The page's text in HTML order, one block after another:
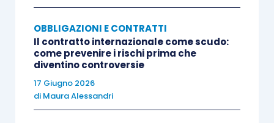
giacenti sui rapporti cointestati dovesse
ritenersi spettante a Caia, in quanto oggetto di
una liberalità compiuta da Tizio in favore della
sorella. La cointestazione del conto, in questa
prospettiva, avrebbe realizzato una donazione
indiretta, giustificata anche dalle condizioni
OBBLIGAZIONI E CONTRATTI
Il contratto internazionale come scudo:
come prevenire i rischi prima che
diventino controversie
17 Giugno 2026
di Maura Alessandri